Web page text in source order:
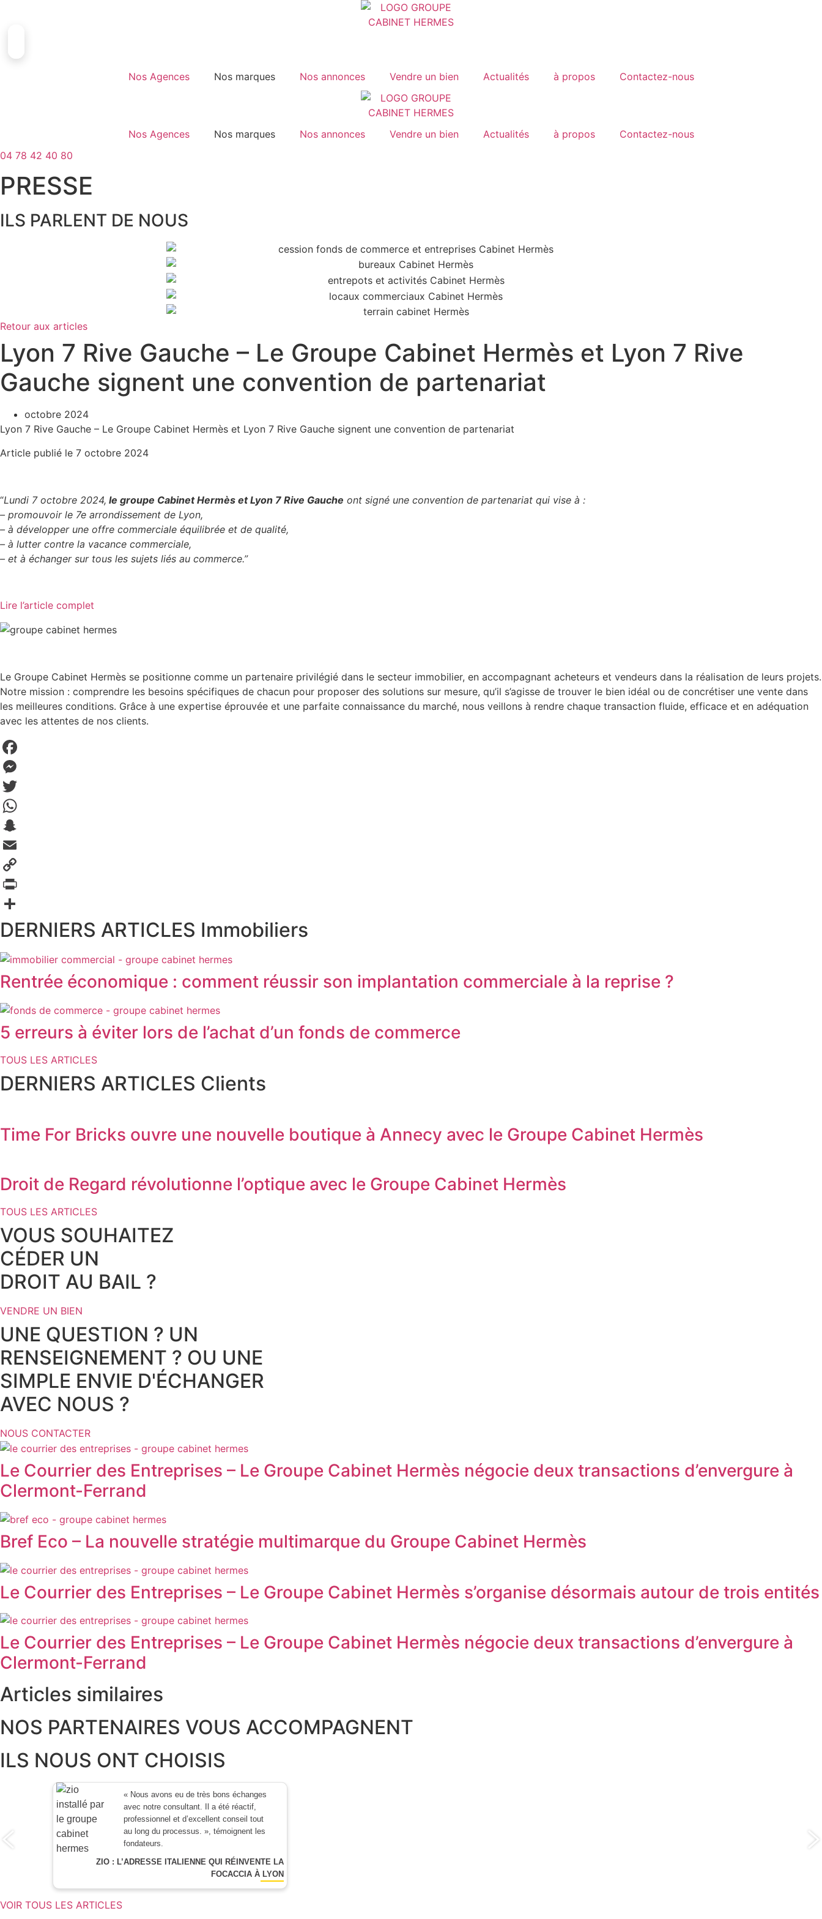
Nos Agences Nos marques Nos annonces Vendre un bien Actualités à propos Contactez-nous
Nos Agences Nos marques Nos annonces Vendre un bien Actualités à propos
Contactez-nous
04 78 42 40 80
PRESSE
ILS PARLENT DE NOUS
Retour aux articles
Lyon 7 Rive Gauche – Le Groupe Cabinet Hermès et Lyon 7 Rive
Gauche signent une convention de partenariat
octobre 2024
Lyon 7 Rive Gauche – Le Groupe Cabinet Hermès et Lyon 7 Rive Gauche signent une convention de partenariat
Article publié le 7 octobre 2024
“Lundi 7 octobre 2024, le groupe Cabinet Hermès et Lyon 7 Rive Gauche ont signé une convention de partenariat qui vise à :
– promouvoir le 7e arrondissement de Lyon,
– à développer une offre commerciale équilibrée et de qualité,
– à lutter contre la vacance commerciale,
– et à échanger sur tous les sujets liés au commerce.”
Lire l’article complet
Le Groupe Cabinet Hermès se positionne comme un partenaire privilégié dans le secteur immobilier, en accompagnant acheteurs et vendeurs dans la réalisation de leurs projets.
Notre mission : comprendre les besoins spécifiques de chacun pour proposer des solutions sur mesure, qu’il s’agisse de trouver le bien idéal ou de concrétiser une vente dans
les meilleures conditions. Grâce à une expertise éprouvée et une parfaite connaissance du marché, nous veillons à rendre chaque transaction fluide, efficace et en adéquation
avec les attentes de nos clients.
Facebook
Messenger
Twitter
WhatsApp
Snapchat
Email
Copy
Link
PrintFriendly
Partager
DERNIERS ARTICLES Immobiliers
Rentrée économique : comment réussir son implantation commerciale à la reprise ?
5 erreurs à éviter lors de l’achat d’un fonds de commerce
TOUS LES ARTICLES
DERNIERS ARTICLES Clients
Time For Bricks ouvre une nouvelle boutique à Annecy avec le Groupe Cabinet Hermès
Droit de Regard révolutionne l’optique avec le Groupe Cabinet Hermès
TOUS LES ARTICLES
VOUS SOUHAITEZ
CÉDER UN
DROIT AU BAIL ?
VENDRE UN BIEN
UNE QUESTION ? UN
RENSEIGNEMENT ? OU UNE
SIMPLE ENVIE D'ÉCHANGER
AVEC NOUS ?
NOUS CONTACTER
Le Courrier des Entreprises – Le Groupe Cabinet Hermès négocie deux transactions d’envergure à
Clermont-Ferrand
Bref Eco – La nouvelle stratégie multimarque du Groupe Cabinet Hermès
Le Courrier des Entreprises – Le Groupe Cabinet Hermès s’organise désormais autour de trois entités
Le Courrier des Entreprises – Le Groupe Cabinet Hermès négocie deux transactions d’envergure à
Clermont-Ferrand
Articles similaires
NOS PARTENAIRES VOUS ACCOMPAGNENT
ILS NOUS ONT CHOISIS
« Nous avons eu de très bons échanges
avec notre consultant. Il a été réactif,
professionnel et d’excellent conseil tout
au long du processus. », témoignent les
fondateurs.
ZIO : L’ADRESSE ITALIENNE QUI RÉINVENTE LA
FOCACCIA À LYON
VOIR TOUS LES ARTICLES